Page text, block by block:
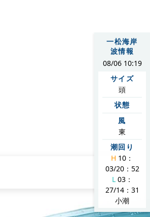
一松海岸
波情報
08/06 10:19
サイズ
頭
状態
風
東
潮回り
H 10：
03/20：52
L03：
27/14：31
小潮